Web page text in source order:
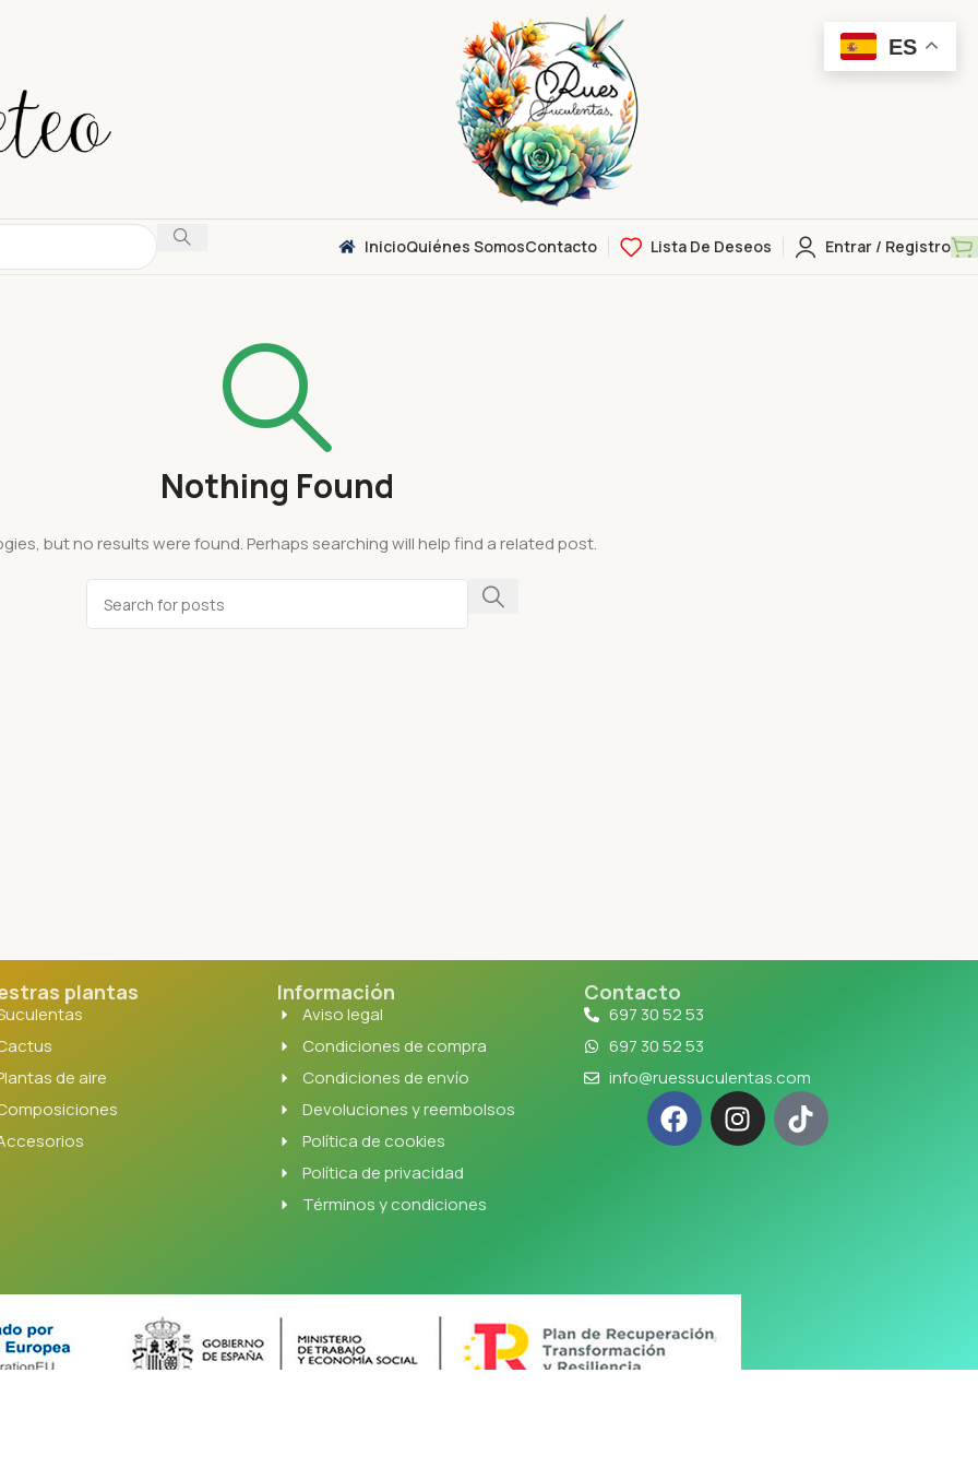
InicioQuiénes SomosContacto Lista De Deseos Entrar / Registro
Nothing Found
but no results were found. Perhaps searching will help find a related post.
plantas
de aire
Información
Aviso legal
Condiciones de compra
Condiciones de envío
Devoluciones y reembolsos
Política de cookies
Política de privacidad
Términos y condiciones
Contacto
697 30 52 53
697 30 52 53
info@ruessuculentas.com
ES